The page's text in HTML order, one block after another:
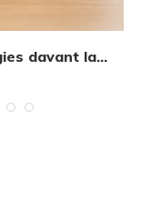
davant la...